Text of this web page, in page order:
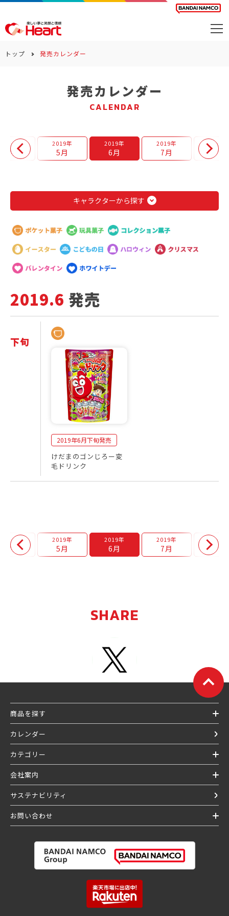
お問い合わせ
トップ 発売カレンダー
発売カレンダー
CALENDAR
2019年
4月
2019年
5月
2019年
6月
2019年
7月
2019年
8月
キャラクターから探す
2019.6 発売
2
下旬
発
2019年6月下旬発売
けだまのゴンじろー変
毛ドリンク
2019年
4月
2019年
5月
2019年
6月
2019年
7月
2019年
8月
SHARE
商品を探す
カレンダー
カテゴリー
会社案内
サステナビリティ
お問い合わせ